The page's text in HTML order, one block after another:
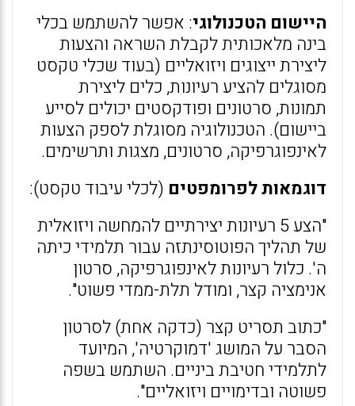
היישום הטכנולוגי: אפשר להשתמש בכלי
בינה מלאכותית לקבלת השראה והצעות
ליצירת ייצוגים ויזואליים (בעוד שכלי טקסט
מסוגלים להציע רעיונות, כלים ליצירת
תמונות, סרטונים ופודקסטים יכולים לסייע
ביישום). הטכנולוגיה מסוגלת לספק הצעות
לאינפוגרפיקה, סרטונים, מצגות ותרשימים.
דוגמאות לפרומפטים (לכלי עיבוד טקסט):
"הצע 5 רעיונות יצירתיים להמחשה ויזואלית
של תהליך הפוטוסינתזה עבור תלמידי כיתה
ה'. כלול רעיונות לאינפוגרפיקה, סרטון
אנימציה קצר, ומודל תלת-ממדי פשוט".
"כתוב תסריט קצר (כדקה אחת) לסרטון
הסבר על המושג 'דמוקרטיה', המיועד
לתלמידי חטיבת ביניים. השתמש בשפה
פשוטה ובדימויים ויזואליים".